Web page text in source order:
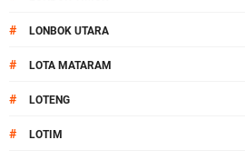
# LONBOK UTARA
# LOTA MATARAM
# LOTENG
# LOTIM